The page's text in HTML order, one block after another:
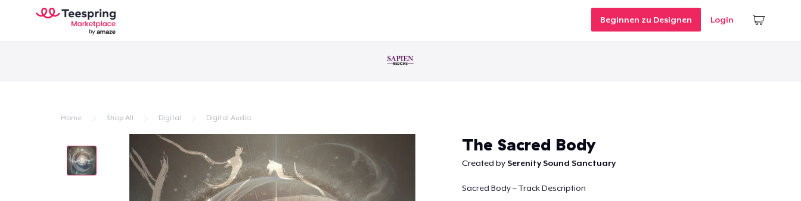
Beginnen zu Designen Login
Home Shop All Digital Digital Audio
The Sacred Body
Created bySerenity Sound Sanctuary
Sacred Body – Track Description
Weiter